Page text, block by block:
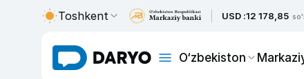
Toshkent USD :12 178,85
O‘zbekiston